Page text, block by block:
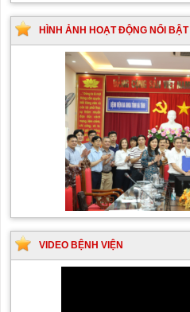
HÌNH ẢNH HOẠT ĐỘNG NỔI BẬT
VIDEO BỆNH VIỆN